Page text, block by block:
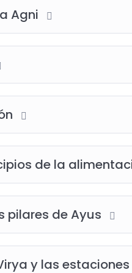
Agni
de la
pilares de Ayus
y las estaciones